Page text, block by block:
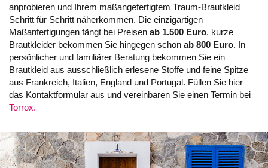
anprobieren und Ihrem maßangefertigtem Traum-Brautkleid
Schritt für Schritt näherkommen. Die einzigartigen
Maßanfertigungen fängt bei Preisen ab 1.500 Euro, kurze
Brautkleider bekommen Sie hingegen schon ab 800 Euro. In
persönlicher und familiärer Beratung bekommen Sie ein
Brautkleid aus ausschließlich erlesene Stoffe und feine Spitze
aus Frankreich, Italien, England und Portugal. Füllen Sie hier
das Kontaktformular aus und vereinbaren Sie einen Termin bei
Torrox.